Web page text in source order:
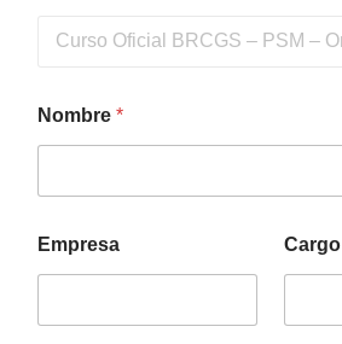
Nombre *
Empresa Cargo